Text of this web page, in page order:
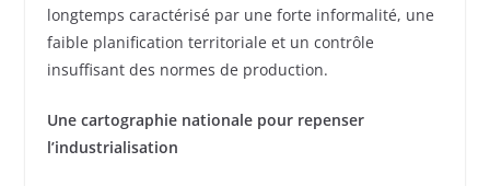
longtemps caractérisé par une forte informalité, une
faible planification territoriale et un contrôle
insuffisant des normes de production.
Une cartographie nationale pour repenser
l’industrialisation